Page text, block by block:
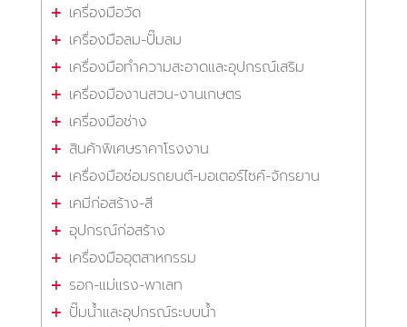
เครื่องมือวัด
เครื่องมือลม-ปั๊มลม
เครื่องมือทำความสะอาดและอุปกรณ์เสริม
เครื่องมืองานสวน-งานเกษตร
เครื่องมือช่าง
สินค้าพิเศษราคาโรงงาน
เครื่องมือซ่อมรถยนต์-มอเตอร์ไซค์-จักรยาน
เคมีก่อสร้าง-สี
อุปกรณ์ก่อสร้าง
เครื่องมืออุตสาหกรรม
รอก-แม่แรง-พาเลท
ปั๊มน้ำและอุปกรณ์ระบบน้ำ